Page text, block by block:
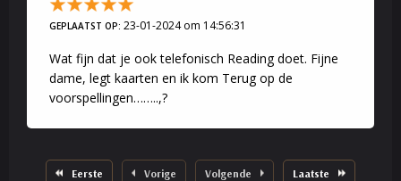
GEPLAATST OP: 23-01-2024 om 14:56:31
Wat fijn dat je ook telefonisch Reading doet. Fijne
dame, legt kaarten en ik kom Terug op de
voorspellingen……..,?
Eerste Vorige Volgende Laatste